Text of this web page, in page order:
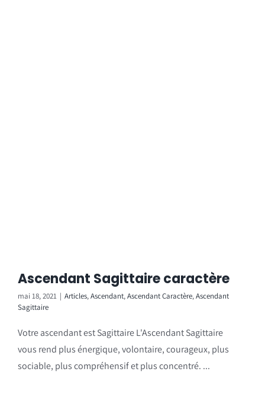
Ascendant Sagittaire caractère
mai 18, 2021 | Articles,Ascendant,Ascendant Caractère,Ascendant
Sagittaire
Votre ascendant est Sagittaire L'Ascendant Sagittaire
vous rend plus énergique, volontaire, courageux, plus
sociable, plus compréhensif et plus concentré. ...